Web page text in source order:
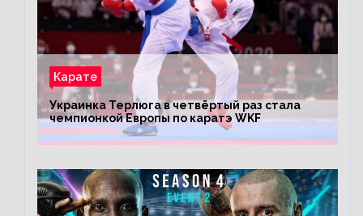
Карате
Украинка Терлюга в четвёртый раз стала
чемпионкой Европы по каратэ WKF